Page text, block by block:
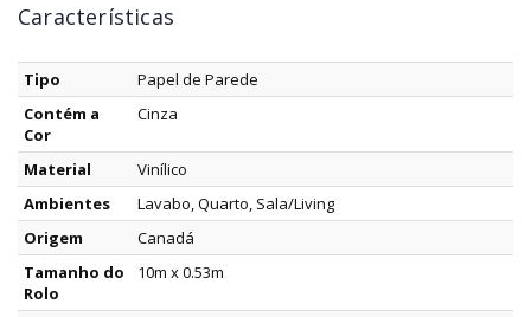
Características
Tipo
Papel de Parede
Contém a
Cor
Cinza
Material
Vinílico
Ambientes
Lavabo, Quarto, Sala/Living
Origem
Canadá
Tamanho do
Rolo
10m x 0.53m